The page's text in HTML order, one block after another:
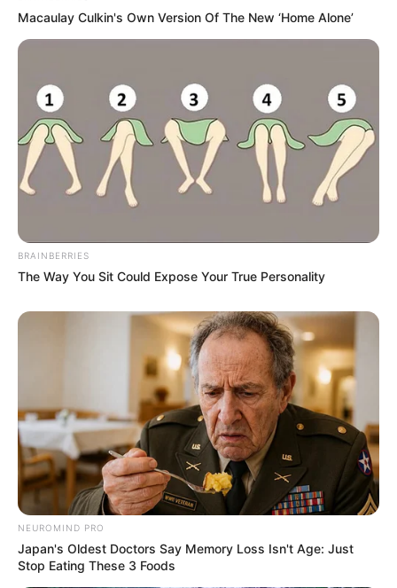
Macaulay Culkin's Own Version Of The New ‘Home Alone’
BRAINBERRIES
The Way You Sit Could Expose Your True Personality
NEUROMIND PRO
Japan's Oldest Doctors Say Memory Loss Isn't Age: Just
Stop Eating These 3 Foods